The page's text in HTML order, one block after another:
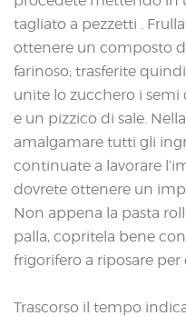
tagliato a pezzetti .
ottenere un composto
farinoso; trasferite
unite lo zucchero i semi
e un pizzico di sale.
amalgamare tutti gli
continuate a lavorare
dovrete ottenere un
Non appena la pasta
palla, copritela bene
frigorifero a riposare per
Trascorso il tempo